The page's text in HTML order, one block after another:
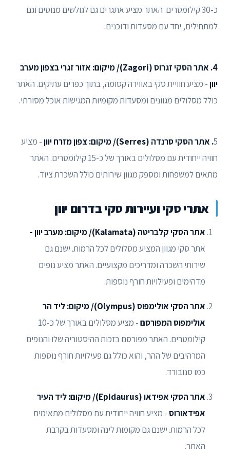
כ-30 קילומטרים. האתר מציע אתגרים גם לגולשים מנוסים וגם
למתחילים, יחד עם מסעדות ודוכנים.
4. אתר הסקי זגרוס (Zagori)/ מיקום:
אזור זגרי בצפון מערב
יוון- מציע חוויית סקי באווירה קסומה, בתוך כפרים עתיקים. האתר
כולל מסלולים מגוונים ומסעדות מקומיות המגישות אוכל מסורתי.
5. אתר הסקי סרנדה (Serres)/ מיקום: צפון מזרח יוון
- מציע
חוויה ייחודית עם מסלולים באורך של כ-15 קילומטרים. האתר
מתאים למשפחות ומספק מגוון שירותים כולל השכרת ציוד.
אתרי סקי ועיירות סקי בדרום יוון
אתר הסקי קלבריטה (Kalamata)/ מיקום: מערב יוון -
אתר סקי מגוון המציע מסלולים לכל הרמות. ישנם גם
שירותי השכרה ומדריכים מקצועיים. האתר מציע נופים
מדהימים ופעילויות חורף נוספות.
אתר הסקי אולימפוס (Olympus)/ מיקום: ליד הר
אולימפוס המפורסם
- מציע מסלולים באורך של כ-10
קילומטרים. האתר מפורסם בזכות ההיסטוריה שלו והנופים
המרהיבים של ההר, והוא כולל גם פעילויות חורף נוספות
כמו סנובורד.
אתר הסקי אפידאו (Epidaurus)/ מיקום: ליד העיר
אפידאורוס- מציע חוויה ייחודית עם מסלולים מתאימים
לכל הרמות. ישנם גם מקומות לינה ומסעדות בקרבת
האתר.